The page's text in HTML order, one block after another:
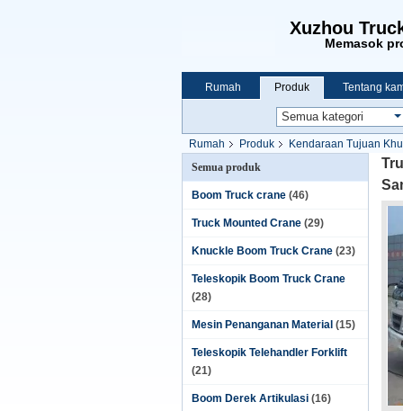
Xuzhou
Memasok
Rumah Produk Tentang
Rumah Produk
Kendaraan Tujuan
Semua produk
Boom Truck crane (46)
Truck Mounted Crane (29)
Knuckle Boom Truck Crane (23)
Teleskopik Boom Truck Crane
(28)
Mesin Penanganan Material (15)
Teleskopik Telehandler Forklift
(21)
Boom Derek Artikulasi (16)